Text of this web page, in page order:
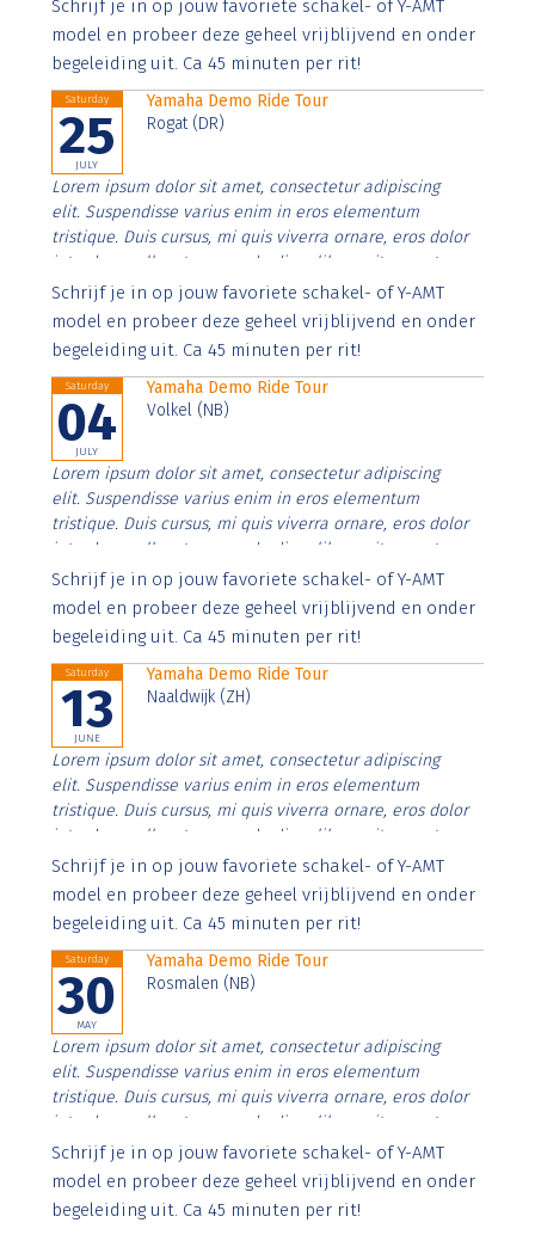
imperdiet. Nunc ut sem vitae risus tristique posuere.
Schrijf je in op jouw favoriete schakel- of Y-AMT
model en probeer deze geheel vrijblijvend en onder
begeleiding uit. Ca 45 minuten per rit!
Saturday
25
JULY
Yamaha Demo Ride Tour
Rogat (DR)
Lorem ipsum dolor sit amet, consectetur adipiscing
elit. Suspendisse varius enim in eros elementum
tristique. Duis cursus, mi quis viverra ornare, eros dolor
interdum nulla, ut commodo diam libero vitae erat.
Aenean faucibus nibh et justo cursus id rutrum lorem
imperdiet. Nunc ut sem vitae risus tristique posuere.
Schrijf je in op jouw favoriete schakel- of Y-AMT
model en probeer deze geheel vrijblijvend en onder
begeleiding uit. Ca 45 minuten per rit!
Saturday
04
JULY
Yamaha Demo Ride Tour
Volkel (NB)
Lorem ipsum dolor sit amet, consectetur adipiscing
elit. Suspendisse varius enim in eros elementum
tristique. Duis cursus, mi quis viverra ornare, eros dolor
interdum nulla, ut commodo diam libero vitae erat.
Aenean faucibus nibh et justo cursus id rutrum lorem
imperdiet. Nunc ut sem vitae risus tristique posuere.
Schrijf je in op jouw favoriete schakel- of Y-AMT
model en probeer deze geheel vrijblijvend en onder
begeleiding uit. Ca 45 minuten per rit!
Saturday
13
JUNE
Yamaha Demo Ride Tour
Naaldwijk (ZH)
Lorem ipsum dolor sit amet, consectetur adipiscing
elit. Suspendisse varius enim in eros elementum
tristique. Duis cursus, mi quis viverra ornare, eros dolor
interdum nulla, ut commodo diam libero vitae erat.
Aenean faucibus nibh et justo cursus id rutrum lorem
imperdiet. Nunc ut sem vitae risus tristique posuere.
Schrijf je in op jouw favoriete schakel- of Y-AMT
model en probeer deze geheel vrijblijvend en onder
begeleiding uit. Ca 45 minuten per rit!
Saturday
30
MAY
Yamaha Demo Ride Tour
Rosmalen (NB)
Lorem ipsum dolor sit amet, consectetur adipiscing
elit. Suspendisse varius enim in eros elementum
tristique. Duis cursus, mi quis viverra ornare, eros dolor
interdum nulla, ut commodo diam libero vitae erat.
Aenean faucibus nibh et justo cursus id rutrum lorem
imperdiet. Nunc ut sem vitae risus tristique posuere.
Schrijf je in op jouw favoriete schakel- of Y-AMT
model en probeer deze geheel vrijblijvend en onder
begeleiding uit. Ca 45 minuten per rit!